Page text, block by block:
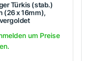
Türkis (stab.)
(26 x 16mm),
um Preise